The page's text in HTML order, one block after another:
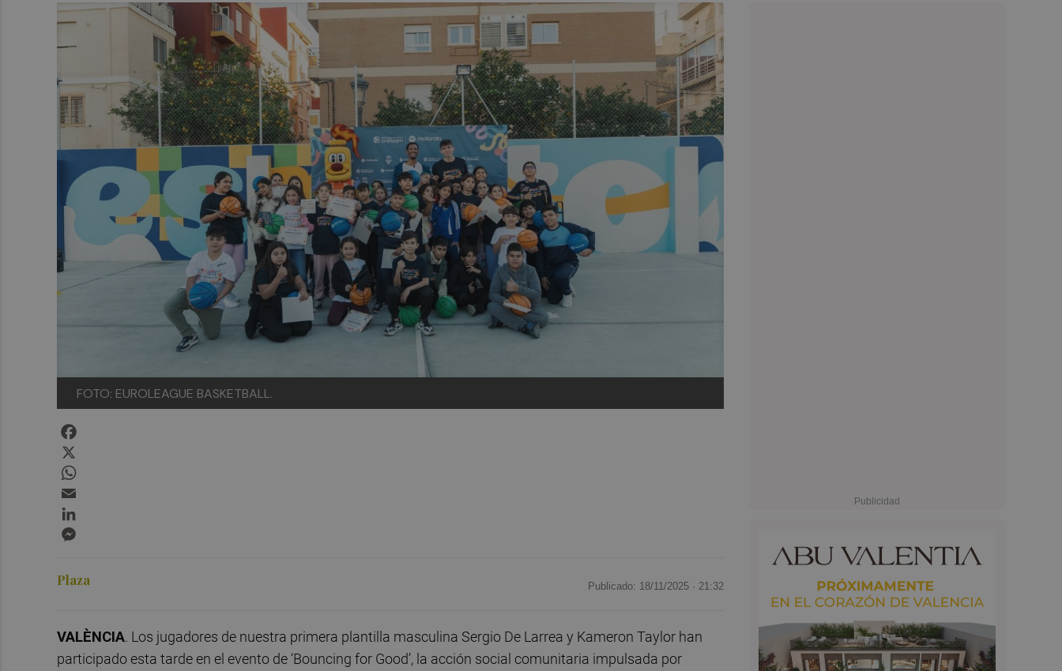
FOTO: EUROLEAGUE BASKETBALL.
Plaza Publicado: 18/11/2025 · 21:32
VALÈNCIA. Los jugadores de nuestra primera plantilla masculina Sergio De Larrea y Kameron Taylor han
participado esta tarde en el evento de ‘Bouncing for Good’, la acción social comunitaria impulsada por